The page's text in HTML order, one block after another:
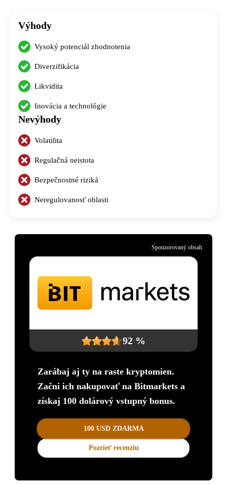
Výhody
Vysoký potenciál zhodnotenia
Diverzifikácia
Likvidita
Inovácia a technológie
Nevýhody
Volatilita
Regulačná neistota
Bezpečnostné riziká
Neregulovanosť oblasti
92 %
Zarábaj aj ty na raste kryptomien.
Začni ich nakupovať na Bitmarkets a
získaj 100 dolárový vstupný bonus.
100 USD ZDARMA
Pozrieť recenziu
Sponzorovaný obsah